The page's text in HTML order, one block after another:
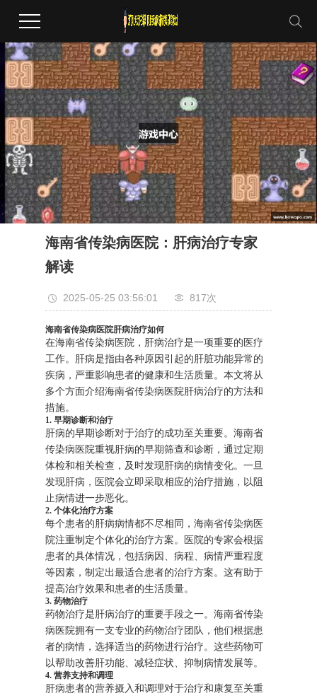
海南省传染病医院：肝病治疗专家
解读
2025-05-25 03:56:01 817次
海南省传染病医院肝病治疗如何
在海南省传染病医院，肝病治疗是一项重要的医疗
工作。肝病是指由各种原因引起的肝脏功能异常的
疾病，严重影响患者的健康和生活质量。本文将从
多个方面介绍海南省传染病医院肝病治疗的方法和
措施。
1. 早期诊断和治疗
肝病的早期诊断对于治疗的成功至关重要。海南省
传染病医院重视肝病的早期筛查和诊断，通过定期
体检和相关检查，及时发现肝病的病情变化。一旦
发现肝病，医院会立即采取相应的治疗措施，以阻
止病情进一步恶化。
2. 个体化治疗方案
每个患者的肝病病情都不尽相同，海南省传染病医
院注重制定个体化的治疗方案。医院的专家会根据
患者的具体情况，包括病因、病程、病情严重程度
等因素，制定出最适合患者的治疗方案。这有助于
提高治疗效果和患者的生活质量。
3. 药物治疗
药物治疗是肝病治疗的重要手段之一。海南省传染
病医院拥有一支专业的药物治疗团队，他们根据患
者的病情，选择适当的药物进行治疗。这些药物可
以帮助改善肝功能、减轻症状、抑制病情发展等。
4. 营养支持和调理
肝病患者的营养摄入和调理对于治疗和康复至关重